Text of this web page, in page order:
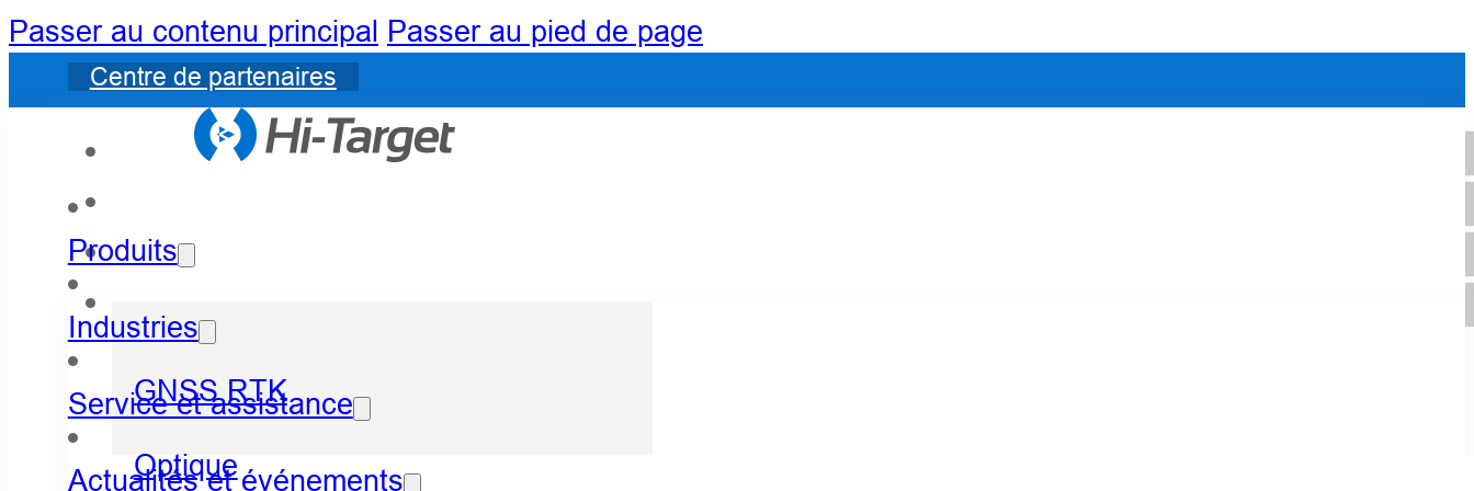
Passer au contenu principal Passer au pied de page
Centre de partenaires
Produits
GNSS RTK
Optique
Industries
Service et assistance
Actualités et événements